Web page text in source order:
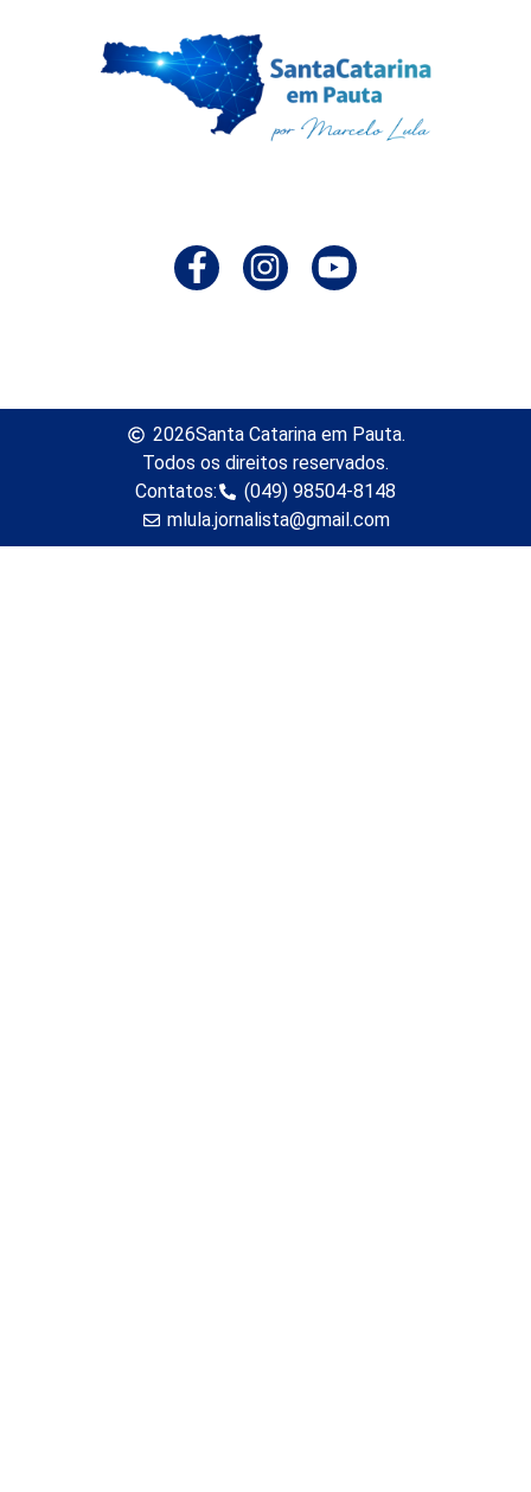
2026Santa Catarina em Pauta.
Todos os direitos reservados.
Contatos:
(049) 98504-8148
mlula.jornalista@gmail.com